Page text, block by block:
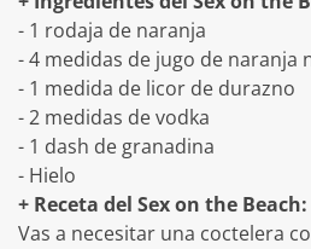
- 1 rodaja de naranja
- 4 medidas de jugo de naranja
- 1 medida de licor de durazno
- 2 medidas de vodka
- 1 dash de granadina
- Hielo
+ Receta del Sex on the Beach:
Vas a necesitar una coctelera